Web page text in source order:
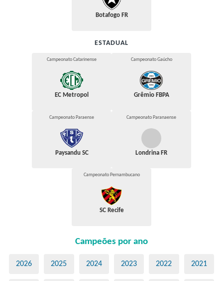
Botafogo FR
ESTADUAL
Campeonato Catarinense
EC Metropol
Campeonato Gaúcho
Grêmio FBPA
Campeonato Paraense
Paysandu SC
Campeonato Paranaense
Londrina FR
Campeonato Pernambucano
SC Recife
Campeões por ano
2026 2025 2024 2023 2022 2021